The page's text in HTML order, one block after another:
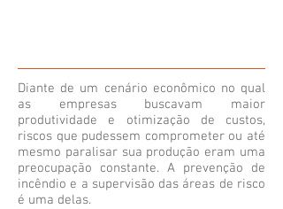
Diante de um cenário econômico no qual
as empresas buscavam maior
produtividade e otimização de custos,
riscos que pudessem comprometer ou até
mesmo paralisar sua produção eram uma
preocupação constante. A prevenção de
incêndio e a supervisão das áreas de risco
é uma delas.